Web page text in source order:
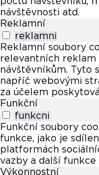
návštěvnosti atd.
Reklamní
reklamni
Reklamní soubory
relevantních reklam
návštěvníkům. Tyto
napříč webovými
za účelem
Funkční
funkcni
Funkční soubory
funkce, jako je
platformách
vazby a další
Výkonnostní